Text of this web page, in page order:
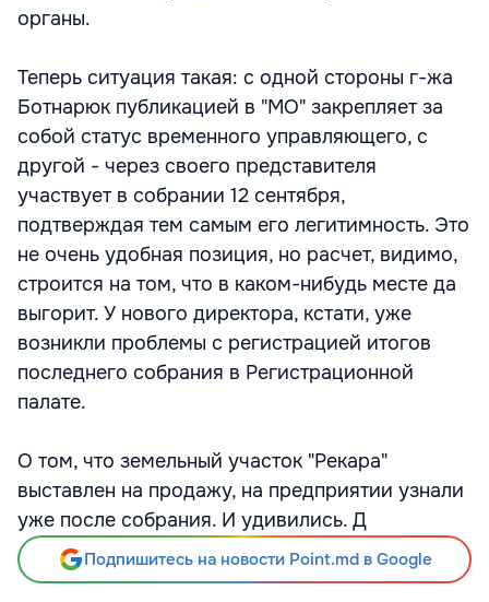
органы.
Теперь ситуация такая: с одной стороны г-жа
Ботнарюк публикацией в "МО" закрепляет за
собой статус временного управляющего, с
другой - через своего представителя
участвует в собрании 12 сентября,
подтверждая тем самым его легитимность. Это
не очень удобная позиция, но расчет, видимо,
строится на том, что в каком-нибудь месте да
выгорит. У нового директора, кстати, уже
возникли проблемы с регистрацией итогов
последнего собрания в Регистрационной
палате.
О том, что земельный участок "Рекара"
выставлен на продажу, на предприятии узнали
уже после собрания. И удивились. Д
Подпишитесь на новости Point.md в Google